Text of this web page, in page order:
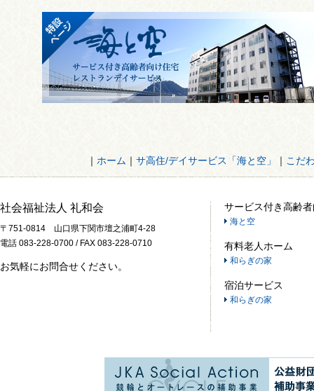
｜ ホーム ｜ サ高住/デイサービス「海と空」 ｜ こだ
社会福祉法人 礼和会
〒751-0814 山口県下関市壇之浦町4-28
電話 083-228-0700 / FAX 083-228-0710
お気軽にお問合せください。
サービス付き高齢
海と空
有料老人ホーム
和らぎの家
宿泊サービス
和らぎの家